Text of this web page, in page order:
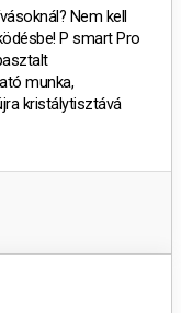
Nem kell
P smart Pro
munka,
kristálytisztává